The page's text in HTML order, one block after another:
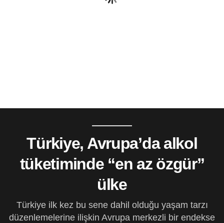
Türkiye, Avrupa’da alkol
tüketiminde “en az özgür”
ülke
Türkiye ilk kez bu sene dahil olduğu yaşam tarzı
düzenlemelerine ilişkin Avrupa merkezli bir endekse